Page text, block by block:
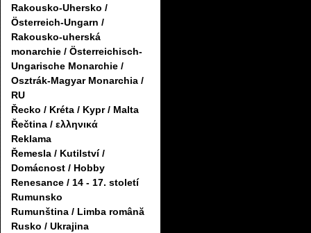
Rakousko-Uhersko /
Österreich-Ungarn /
Rakousko-uherská
monarchie / Österreichisch-
Ungarische Monarchie /
Osztrák-Magyar Monarchia /
RU
Řecko / Kréta / Kypr / Malta
Řečtina / ελληνικά
Reklama
Řemesla / Kutilství /
Domácnost / Hobby
Renesance / 14 - 17. století
Rumunsko
Rumunština / Limba română
Rusko / Ukrajina